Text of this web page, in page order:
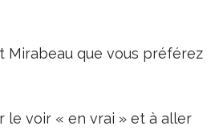
Mirabeau que vous préférez
le voir « en vrai » et à aller